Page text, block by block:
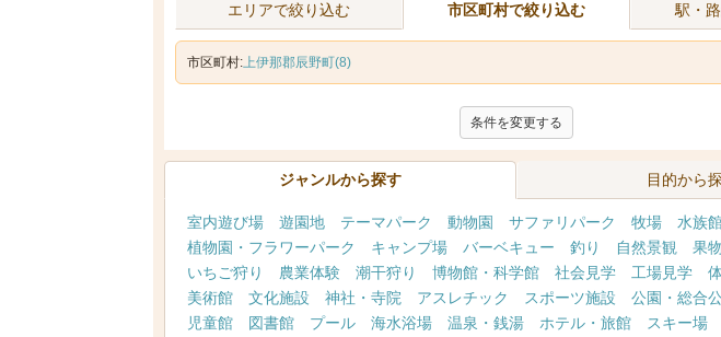
エリアで絞り込む 市区町村で絞り込む 駅・
市区町村:上伊那郡辰野町(8)
条件を変更する
ジャンルから探す 目的から
室内遊び場 遊園地 テーマパーク 動物園 サファリパーク 牧場
水族
植物園・フラワーパーク
キャンプ場 バーベキュー 釣り 自然景観
果
いちご狩り
農業体験 潮干狩り 博物館・科学館 社会見学 工場見学
美術館
文化施設 神社・寺院 アスレチック スポーツ施設 公園・総合
児童館
図書館 プール 海水浴場 温泉・銭湯 ホテル・旅館
スキー場